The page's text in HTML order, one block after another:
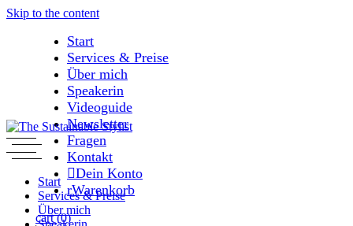
Skip to the content
Start
Services & Preise
Über mich
Speakerin
Videoguide
Newsletter
Fragen
Kontakt
Dein Konto
Warenkorb
cart (0)
Start
Services & Preise
Über mich